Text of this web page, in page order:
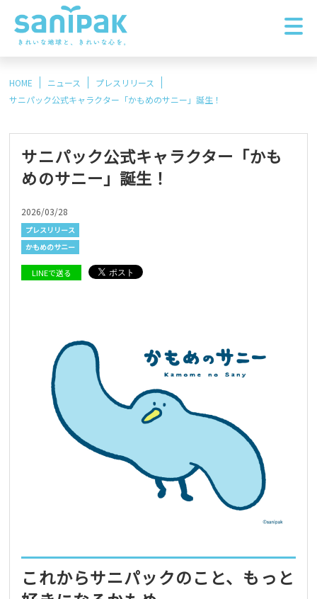
HOME ニュース
プレスリリース
サニパック公式キャラクター「かもめのサニー」誕生！
サニパック公式キャラクター「かも
めのサニー」誕生！
2026/03/28
プレスリリース
かもめのサニー
LINEで送る
これからサニパックのこと、もっと